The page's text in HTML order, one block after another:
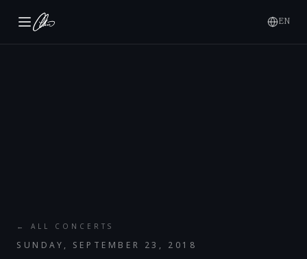
EN
← ALL CONCERTS
SUNDAY, SEPTEMBER 23, 2018